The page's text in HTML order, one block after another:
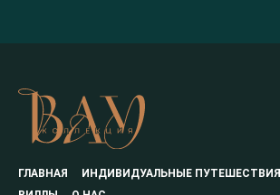
ГЛАВНАЯ ИНДИВИДУАЛЬНЫЕ ПУТЕШЕСТВИЯ